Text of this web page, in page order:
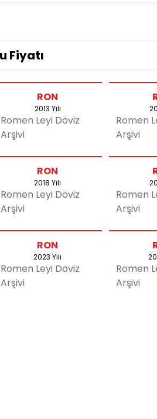
Fiyatı
RON
2013 Yılı
Romen Leyi Döviz
Arşivi
Romen
Arşivi
RON
2018 Yılı
Romen Leyi Döviz
Arşivi
Romen
Arşivi
RON
2023 Yılı
Romen Leyi Döviz
Arşivi
Romen
Arşivi